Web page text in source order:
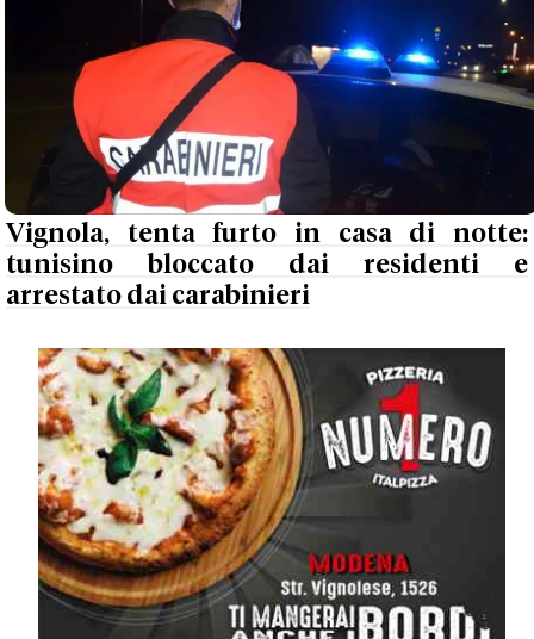
Vignola, tenta furto in casa di notte:
tunisino bloccato dai residenti e
arrestato dai carabinieri